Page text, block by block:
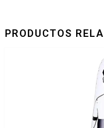
PRODUCTOS